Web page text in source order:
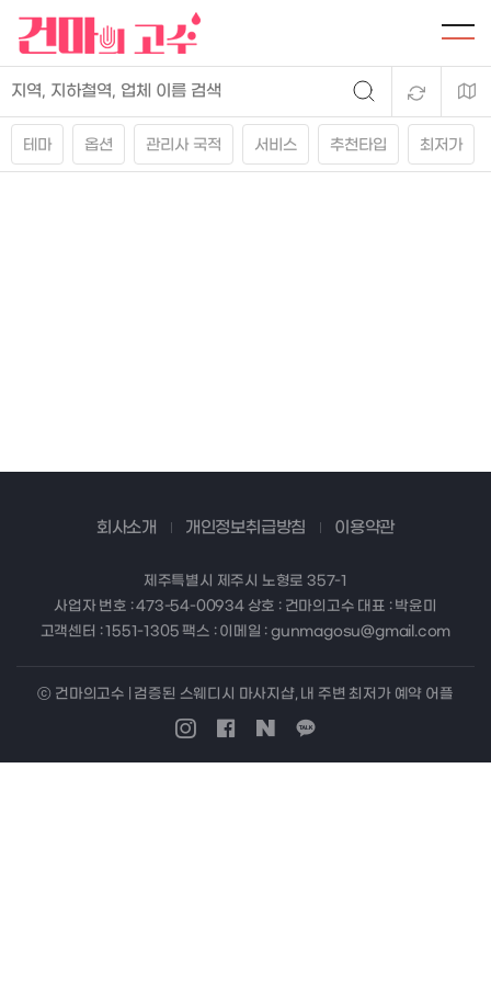
테마 옵션 관리사 국적 서비스 추천타입 최저가
회사소개 개인정보취급방침 이용약관
제주특별시 제주시 노형로 357-1
사업자 번호 : 473-54-00934 상호 : 건마의고수 대표 : 박윤미
고객센터 : 1551-1305 팩스 : 이메일 : gunmagosu@gmail.com
ⓒ 건마의고수 | 검증된 스웨디시 마사지샵, 내 주변 최저가 예약 어플